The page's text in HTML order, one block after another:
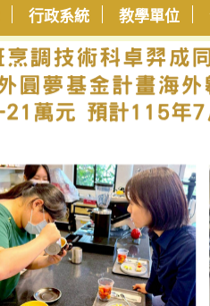
行政系統 教學單位